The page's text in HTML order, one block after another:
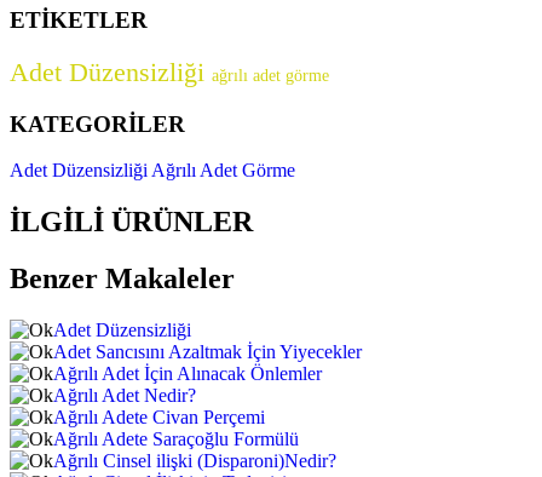
ETİKETLER
Adet Düzensizliği ağrılı adet görme
KATEGORİLER
Adet Düzensizliği Ağrılı Adet Görme
İLGİLİ ÜRÜNLER
Benzer Makaleler
Adet Düzensizliği
Adet Sancısını Azaltmak İçin Yiyecekler
Ağrılı Adet İçin Alınacak Önlemler
Ağrılı Adet Nedir?
Ağrılı Adete Civan Perçemi
Ağrılı Adete Saraçoğlu Formülü
Ağrılı Cinsel ilişki (Disparoni)Nedir?